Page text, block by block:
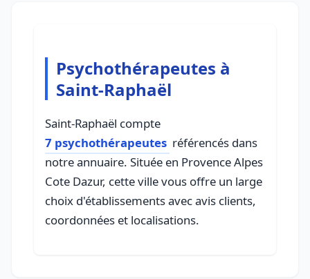
Psychothérapeutes à
Saint-Raphaël
Saint-Raphaël compte
7 psychothérapeutes référencés dans
notre annuaire. Située en Provence Alpes
Cote Dazur, cette ville vous offre un large
choix d'établissements avec avis clients,
coordonnées et localisations.